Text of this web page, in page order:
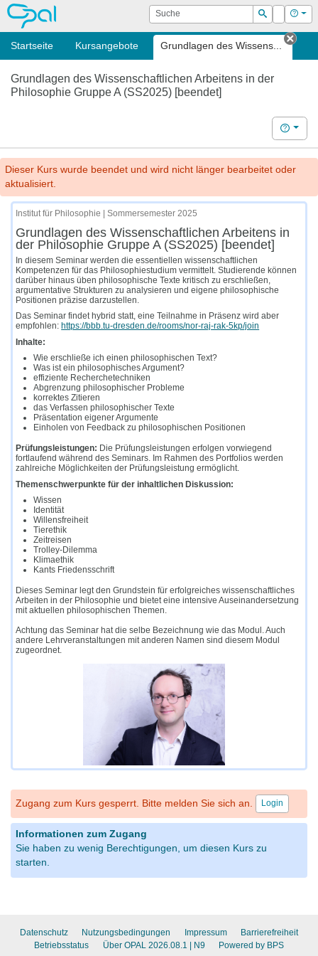
OPAL Suche
Suchen
Login Hilfe
Startseite Kursangebote Grundlagen des Wissens...
Tab
Grundlagen des Wissenschaftlichen Arbeitens in der
Philosophie Gruppe A (SS2025) [beendet]
Hilfe
Dieser Kurs wurde beendet und wird nicht länger bearbeitet oder
aktualisiert.
Institut für Philosophie | Sommersemester 2025
Grundlagen des Wissenschaftlichen Arbeitens in
der Philosophie Gruppe A (SS2025) [beendet]
In diesem Seminar werden die essentiellen wissenschaftlichen
Kompetenzen für das Philosophiestudium vermittelt. Studierende können
darüber hinaus üben philosophische Texte kritisch zu erschließen,
argumentative Strukturen zu analysieren und eigene philosophische
Positionen präzise darzustellen.
Das Seminar findet hybrid statt, eine Teilnahme in Präsenz wird aber
empfohlen: https://bbb.tu-dresden.de/rooms/nor-raj-rak-5kp/join
Inhalte:
Wie erschließe ich einen philosophischen Text?
Was ist ein philosophisches Argument?
effiziente Recherchetechniken
Abgrenzung philosophischer Probleme
korrektes Zitieren
das Verfassen philosophischer Texte
Präsentation eigener Argumente
Einholen von Feedback zu philosophischen Positionen
Prüfungsleistungen: Die Prüfungsleistungen erfolgen vorwiegend
fortlaufend während des Seminars. Im Rahmen des Portfolios werden
zahlreiche Möglichkeiten der Prüfungsleistung ermöglicht.
Themenschwerpunkte für der inhaltlichen Diskussion:
Wissen
Identität
Willensfreiheit
Tierethik
Zeitreisen
Trolley-Dilemma
Klimaethik
Kants Friedensschrift
Dieses Seminar legt den Grundstein für erfolgreiches wissenschaftliches
Arbeiten in der Philosophie und bietet eine intensive Auseinandersetzung
mit aktuellen philosophischen Themen.
Achtung das Seminar hat die selbe Bezeichnung wie das Modul. Auch
andere Lehrveranstaltungen mit anderen Namen sind diesem Modul
zugeordnet.
Zugang zum Kurs gesperrt. Bitte melden Sie sich an. Login
Informationen zum Zugang
Sie haben zu wenig Berechtigungen, um diesen Kurs zu
starten.
Datenschutz Nutzungsbedingungen Impressum
Barrierefreiheit
Betriebsstatus
Über OPAL 2026.08.1 | N9 Powered by BPS